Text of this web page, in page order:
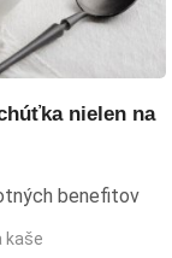
nielen na
benefitov
kaše